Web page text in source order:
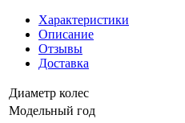
Характеристики
Описание
Отзывы
Доставка
Диаметр колес
Модельный год